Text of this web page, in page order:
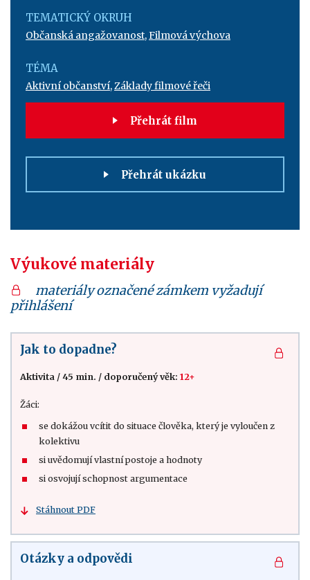
TEMATICKÝ OKRUH
Občanská angažovanost,Filmová výchova
TÉMA
Aktivní občanství,Základy filmové řeči
Přehrát film
Přehrát ukázku
Výukové materiály
materiály označené zámkem vyžadují
přihlášení
Jak to dopadne?
Aktivita / 45 min. / doporučený věk: 12+
Žáci:
se dokážou vcítit do situace člověka, který je vyloučen z
kolektivu
si uvědomují vlastní postoje a hodnoty
si osvojují schopnost argumentace
Stáhnout PDF
Otázky a odpovědi